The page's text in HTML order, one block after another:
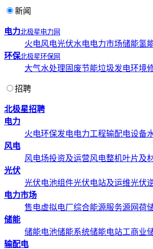
新闻
电力北极星电力网
火电风电光伏水电电力市场储能氢
环保北极星环保网
大气水处理 固废节能垃圾发电环境
招聘
北极星招聘
电力
火电环保发电电力工程输配电设备
风电
风电场投资及运营风电整机叶片及
光伏
光伏电池组件光伏电站及运维光伏
电力市场
售电虚拟电厂综合能源服务源网荷
储能
储能电池储能系统储能电站工商业
输配电